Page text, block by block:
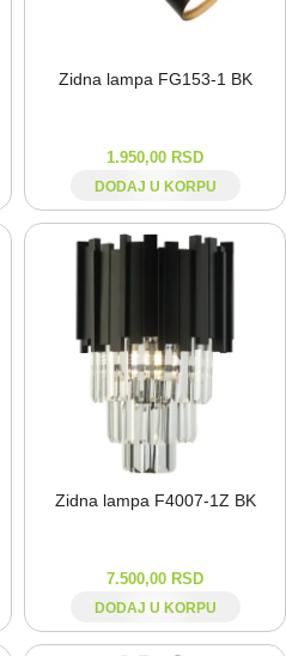
Zidna lampa FG153-⁠1 BK
1.950,00 RSD
DODAJ U KORPU
Zidna lampa F4007-⁠1Z BK
7.500,00 RSD
DODAJ U KORPU